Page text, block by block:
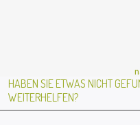
HABEN SIE ETWAS NICHT
WEITERHELFEN?